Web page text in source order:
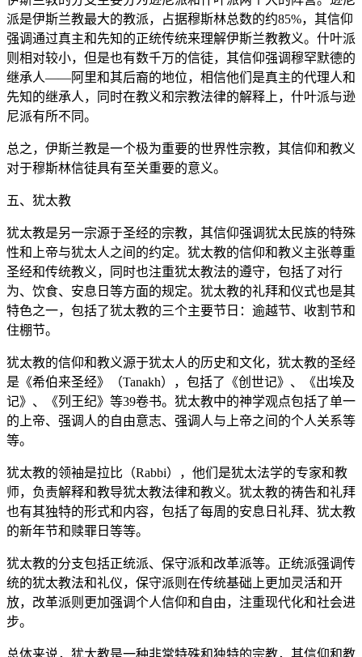
派是伊斯兰教最大的教派，占据穆斯林总数的约85%，其信仰
强调通过真主和先知的正统传统来理解伊斯兰教教义。什叶派
则相对较小，但是也有数千万的信徒，其信仰强调穆罕默德的
继承人——阿里和其后裔的地位，相信他们是真主的代理人和
先知的继承人，同时在教义和宗教法律的解释上，什叶派与逊
尼派有所不同。
总之，伊斯兰教是一个极为重要的世界性宗教，其信仰和教义
对于穆斯林信徒具有至关重要的意义。
五、犹太教
犹太教是另一宗源于圣经的宗教，其信仰强调犹太民族的特殊
性和上帝与犹太人之间的约定。犹太教的信仰和教义主张尊重
圣经和传统教义，同时也注重犹太教法的遵守，包括了对行
为、饮食、安息日等方面的规定。犹太教的礼拜和仪式也是其
特色之一，包括了犹太教的三个主要节日：逾越节、收割节和
住棚节。
犹太教的信仰和教义源于犹太人的历史和文化，犹太教的圣经
是《希伯来圣经》（Tanakh），包括了《创世记》、《出埃及
记》、《列王纪》等39卷书。犹太教中的神学观点包括了单一
的上帝、强调人的自由意志、强调人与上帝之间的个人关系等
等。
犹太教的领袖是拉比（Rabbi），他们是犹太法学的专家和教
师，负责解释和教导犹太教法律和教义。犹太教的祷告和礼拜
也有其独特的形式和内容，包括了每周的安息日礼拜、犹太教
的新年节和赎罪日等等。
犹太教的分支包括正统派、保守派和改革派等。正统派强调传
统的犹太教法和礼仪，保守派则在传统基础上更加灵活和开
放，改革派则更加强调个人信仰和自由，注重现代化和社会进
步。
总体来说，犹太教是一种非常特殊和独特的宗教，其信仰和教